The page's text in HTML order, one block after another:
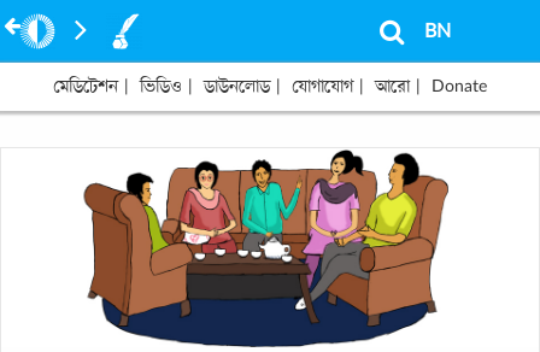
BN
মেডিটেশন ভিডিও ডাউনলোড যোগাযোগ আরো Donate